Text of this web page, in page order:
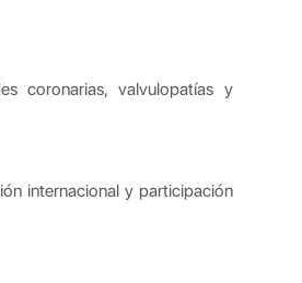
coronarias, valvulopatías y
internacional y participación